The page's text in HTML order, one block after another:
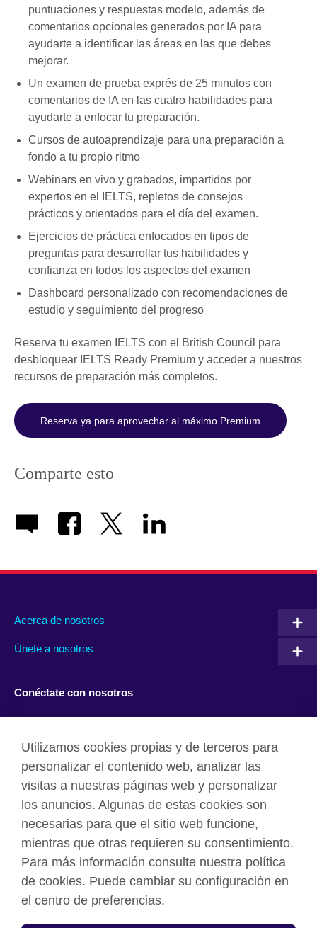
puntuaciones y respuestas modelo, además de
comentarios opcionales generados por IA para
ayudarte a identificar las áreas en las que debes
mejorar.
Un examen de prueba exprés de 25 minutos con
comentarios de IA en las cuatro habilidades para
ayudarte a enfocar tu preparación.
Cursos de autoaprendizaje para una preparación a
fondo a tu propio ritmo
Webinars en vivo y grabados, impartidos por
expertos en el IELTS, repletos de consejos
prácticos y orientados para el día del examen.
Ejercicios de práctica enfocados en tipos de
preguntas para desarrollar tus habilidades y
confianza en todos los aspectos del examen
Dashboard personalizado con recomendaciones de
estudio y seguimiento del progreso
Reserva tu examen IELTS con el British Council para
desbloquear IELTS Ready Premium y acceder a nuestros
recursos de preparación más completos.
Reserva ya para aprovechar al máximo Premium
Comparte esto
Acerca de nosotros
Únete a nosotros
Conéctate con nosotros
British Council global
Políticas de privacidad y condiciones de uso
Utilizamos cookies propias y de terceros para
personalizar el contenido web, analizar las
visitas a nuestras páginas web y personalizar
los anuncios. Algunas de estas cookies son
necesarias para que el sitio web funcione,
mientras que otras requieren su consentimiento.
Para más información consulte nuestra política
de cookies. Puede cambiar su configuración en
el centro de preferencias.